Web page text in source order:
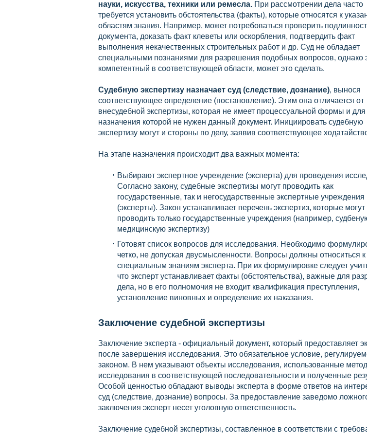
науки, искусства, техники или ремесла. При рассмотрении дела часто
требуется установить обстоятельства (факты), которые относятся к
областям знания. Например, может потребоваться проверить
документа, доказать факт клеветы или оскорбления, подтвердить факт
выполнения некачественных строительных работ и др. Суд не обладает
специальными познаниями для разрешения подобных вопросов, однако
компетентный в соответствующей области, может это сделать.
Судебную экспертизу назначает суд (следствие, дознание), вынося
соответствующее определение (постановление). Этим она отличается от
внесудебной экспертизы, которая не имеет процессуальной формы и для
назначения которой не нужен данный документ. Инициировать судебную
экспертизу могут и стороны по делу, заявив соответствующее
На этапе назначения происходит два важных момента:
Выбирают экспертное учреждение (эксперта) для проведения
Согласно закону, судебные экспертизы могут проводить как
государственные, так и негосударственные экспертные учреждения
(эксперты). Закон устанавливает перечень экспертиз, которые могут
проводить только государственные учреждения (например,
медицинскую экспертизу)
Готовят список вопросов для исследования. Необходимо
четко, не допуская двусмысленности. Вопросы должны относиться к
специальным знаниям эксперта. При их формулировке следует
что эксперт устанавливает факты (обстоятельства), важные для
дела, но в его полномочия не входит квалификация преступления,
установление виновных и определение их наказания.
Заключение судебной экспертизы
Заключение эксперта - официальный документ, который предоставляет
после завершения исследования. Это обязательное условие,
законом. В нем указывают объекты исследования, использованные
исследования в соответствующей последовательности и полученные
Особой ценностью обладают выводы эксперта в форме ответов на
суд (следствие, дознание) вопросы. За предоставление заведомо
заключения эксперт несет уголовную ответственность.
Заключение судебной экспертизы, составленное в соответствии с